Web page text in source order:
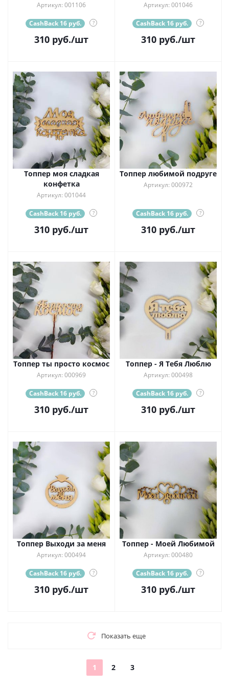
Артикул: 001106
CashBack 16 руб. ?
310 руб./шт
Артикул: 001046
CashBack 16 руб. ?
310 руб./шт
Топпер моя сладкая
конфетка
Артикул: 001044
CashBack 16 руб. ?
310 руб./шт
Топпер любимой подруге
Артикул: 000972
CashBack 16 руб. ?
310 руб./шт
Топпер ты просто космос
Артикул: 000969
CashBack 16 руб. ?
310 руб./шт
Топпер - Я Тебя Люблю
Артикул: 000498
CashBack 16 руб. ?
310 руб./шт
Топпер Выходи за меня
Артикул: 000494
CashBack 16 руб. ?
310 руб./шт
Топпер - Моей Любимой
Артикул: 000480
CashBack 16 руб. ?
310 руб./шт
Показать еще
1 2 3